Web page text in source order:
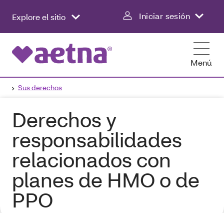
Explore el sitio Iniciar sesión
Menú
Sus derechos
Derechos y
responsabilidades
relacionados con
planes de HMO o de
PPO